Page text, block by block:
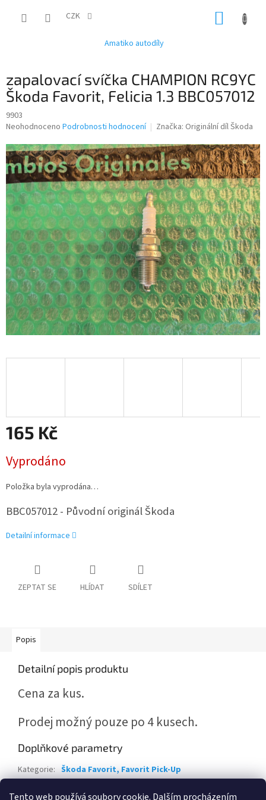
Tento web používá soubory cookie. Dalším procházením
CZK
Amatiko autodíly
zapalovací svíčka CHAMPION RC9YC
Škoda Favorit, Felicia 1.3 BBC057012
9903
Průměrné
produktu
je
0,0
z
5
hvězdiček.
Neohodnoceno Podrobnosti hodnocení Značka: Originální díl Škoda
165 Kč
cena:
Vyprodáno
Položka byla vyprodána…
BBC057012 - Původní originál Škoda
Detailní informace
ZEPTAT SE HLÍDAT SDÍLET
Popis
Detailní popis produktu
Cena za kus.
Prodej možný pouze po 4 kusech.
Doplňkové parametry
Kategorie: Škoda Favorit, Favorit Pick-Up